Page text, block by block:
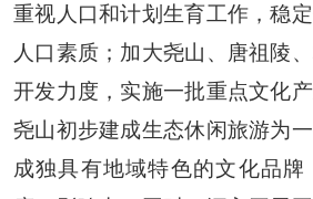
重视人口和计划生育工作，稳
人口素质；加大尧山、唐祖陵
开发力度，实施一批重点文化
尧山初步建成生态休闲旅游为
成独具有地域特色的文化品